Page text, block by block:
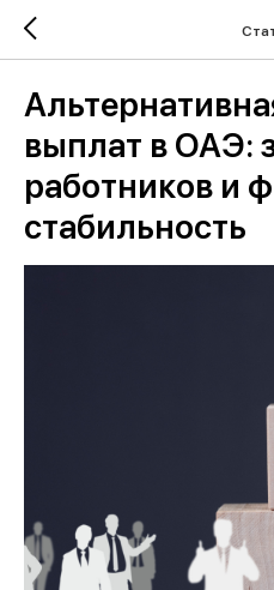
выплат в ОАЭ:
работников и
стабильность